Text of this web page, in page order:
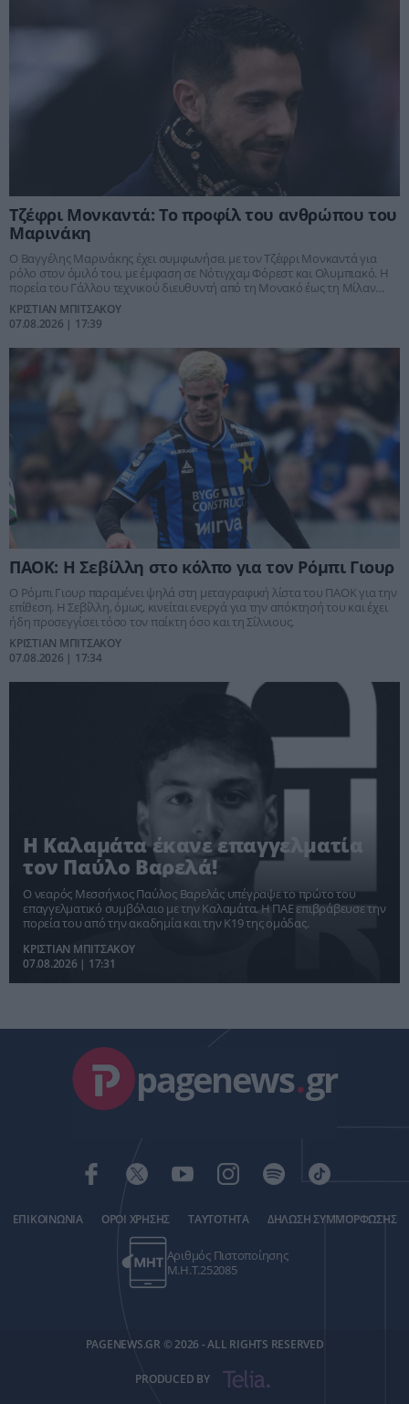
Τζέφρι Μονκαντά: Το προφίλ του ανθρώπου του
Μαρινάκη
Ο Βαγγέλης Μαρινάκης έχει συμφωνήσει με τον Τζέφρι Μονκαντά για
ρόλο στον όμιλό του, με έμφαση σε Νότιγχαμ Φόρεστ και Ολυμπιακό. Η
πορεία του Γάλλου τεχνικού διευθυντή από τη Μονακό έως τη Μίλαν
εξηγεί γιατί θεωρείται ξεχωριστή περίπτωση.
ΚΡΙΣΤΙΑΝ ΜΠΙΤΣΑΚΟΥ
07.08.2026 | 17:39
ΠΑΟΚ: Η Σεβίλλη στο κόλπο για τον Ρόμπι Γιουρ
Ο Ρόμπι Γιουρ παραμένει ψηλά στη μεταγραφική λίστα του ΠΑΟΚ για την
επίθεση. Η Σεβίλλη, όμως, κινείται ενεργά για την απόκτησή του και έχει
ήδη προσεγγίσει τόσο τον παίκτη όσο και τη Σίλνιους.
ΚΡΙΣΤΙΑΝ ΜΠΙΤΣΑΚΟΥ
07.08.2026 | 17:34
Η Καλαμάτα έκανε επαγγελματία
τον Παύλο Βαρελά!
Ο νεαρός Μεσσήνιος Παύλος Βαρελάς υπέγραψε το πρώτο του
επαγγελματικό συμβόλαιο με την Καλαμάτα. Η ΠΑΕ επιβράβευσε την
πορεία του από την ακαδημία και την Κ19 της ομάδας.
ΚΡΙΣΤΙΑΝ ΜΠΙΤΣΑΚΟΥ
07.08.2026 | 17:31
pagenews.gr
ΕΠΙΚΟΙΝΩΝΙΑ ΟΡΟΙ ΧΡΗΣΗΣ ΤΑΥΤΟΤΗΤΑ ΔΗΛΩΣΗ ΣΥΜΜΟΡΦΩΣΗΣ
Αριθμός Πιστοποίησης
Μ.Η.Τ.252085
PAGENEWS.GR © 2026 - ALL RIGHTS RESERVED
PRODUCED BY